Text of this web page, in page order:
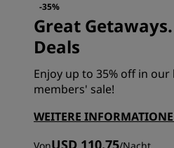
-35%
Great
Deals
Enjoy up to 35% off in
members' sale!
WEITERE
USD 110.75